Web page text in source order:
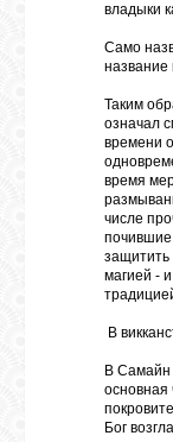
владыки
Само
название
Таким
означал
времени
время
числе
почившие
защитить
магией -
В
В Самайн
основная
Бог